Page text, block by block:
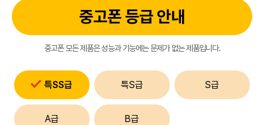
중고폰 등급 안내
중고폰 모든 제품은 성능과 기능에는 문제가 없는 제품입니다.
특SS급 특S급 S급
A급 B급